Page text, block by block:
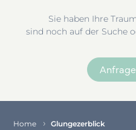
Sie haben Ihre
sind noch auf der Suche
Home Glungezerblick